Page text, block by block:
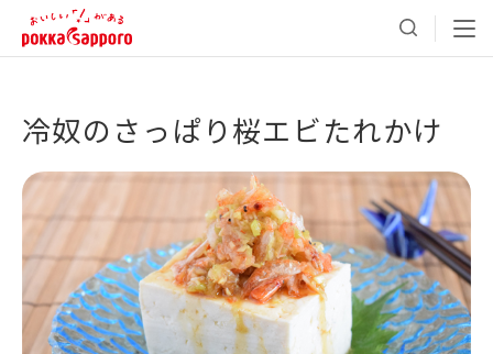
冷奴のさっぱり桜エビたれかけ